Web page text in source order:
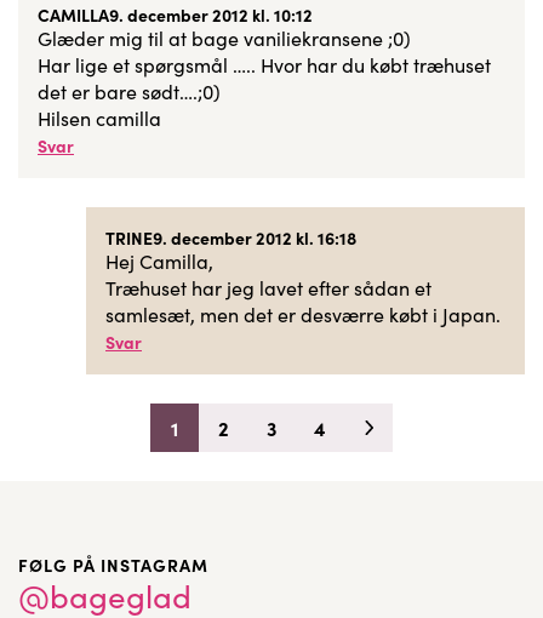
CAMILLA9. december 2012 kl. 10:12
Glæder mig til at bage vaniliekransene ;0)
Har lige et spørgsmål ….. Hvor har du købt træhuset
det er bare sødt….;0)
Hilsen camilla
Svar
TRINE9. december 2012 kl. 16:18
Hej Camilla,
Træhuset har jeg lavet efter sådan et
samlesæt, men det er desværre købt i Japan.
Svar
1 2 3 4
FØLG PÅ INSTAGRAM
@bageglad